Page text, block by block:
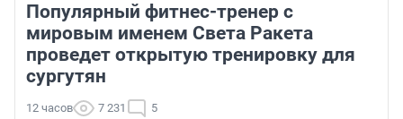
Популярный фитнес-тренер с
мировым именем Света Ракета
проведет открытую тренировку для
сургутян
12 часов 7 231 5